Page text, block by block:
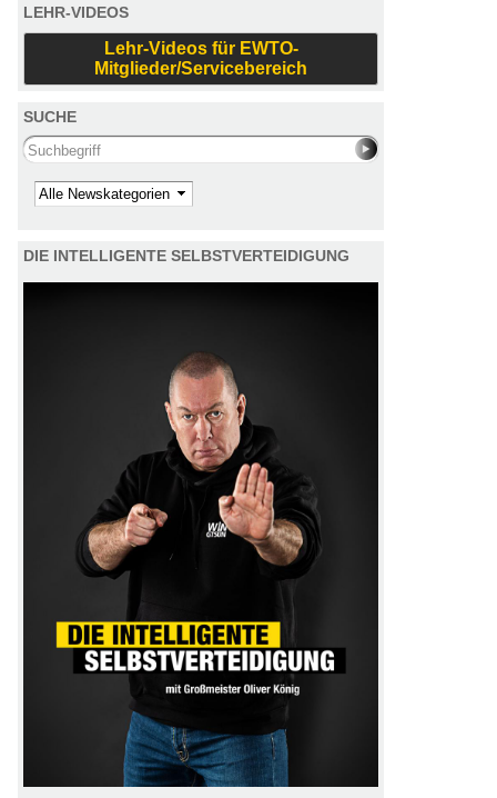
LEHR-VIDEOS
Lehr-Videos für EWTO-
Mitglieder/Servicebereich
SUCHE
Search this site
Kategorie
DIE INTELLIGENTE SELBSTVERTEIDIGUNG